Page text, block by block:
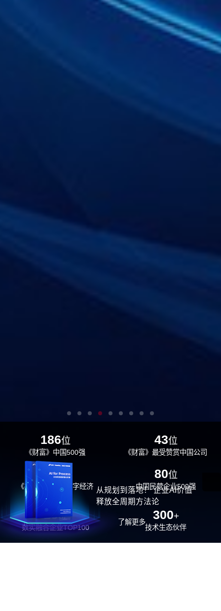
186位
《财富》中国500强
43位
《财富》最受赞赏中国公司
29位
《福布斯》中国数字经济
100强
80位
中国民营企业500强
26位
数实融合企业TOP100
300+
技术生态伙伴
从规划到落地！ 企业AI价值
释放全周期方法论
了解更多